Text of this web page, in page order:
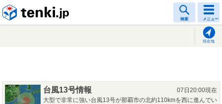
検索 メニュー
現在地
台風13号情報
07日20:00現在
大型で非常に強い台風13号が那覇市の北約110kmを西に進んでい